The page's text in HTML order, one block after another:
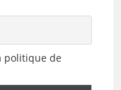
politique de